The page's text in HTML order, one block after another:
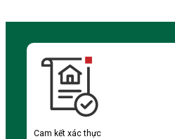
Cam kết xác thực